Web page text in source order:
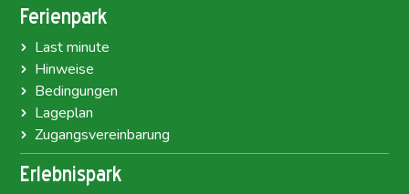
Ferienpark
Last minute
Hinweise
Bedingungen
Lageplan
Zugangsvereinbarung
Erlebnispark